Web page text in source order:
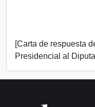
[Carta de respuesta
Presidencial al